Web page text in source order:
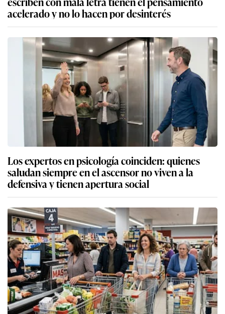
acelerado y no lo hacen por desinterés
Los expertos en psicología coinciden: quienes
saludan siempre en el ascensor no viven a la
defensiva y tienen apertura social